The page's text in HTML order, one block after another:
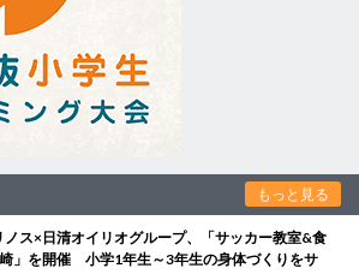
もっと見る
ノス×日清オイリオグループ、「サッカー教室&食
」を開催 小学1年生～3年生の身体づくりをサ